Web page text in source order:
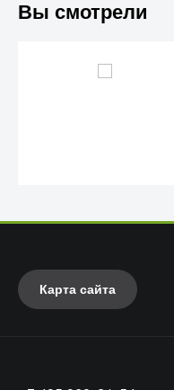
Вы смотрели
Карта сайта